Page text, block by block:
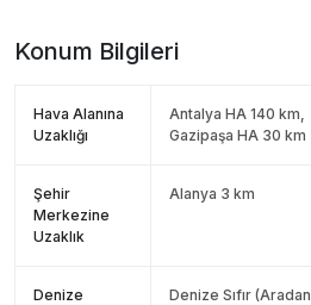
Konum Bilgileri
Hava Alanına
Uzaklığı
Antalya HA 140 km,
Gazipaşa HA 30 km
Şehir
Merkezine
Uzaklık
Alanya 3 km
Denize
Denize Sıfır (Aradan